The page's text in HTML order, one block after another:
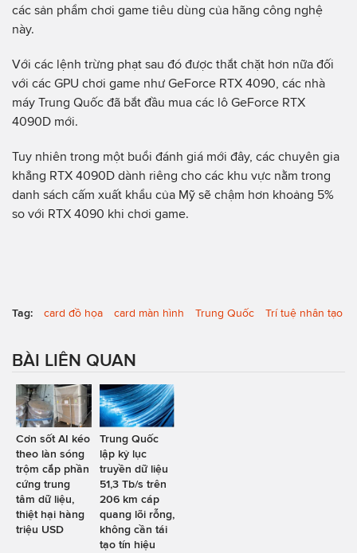
các sản phẩm chơi game tiêu dùng của hãng công nghệ
này.
Với các lệnh trừng phạt sau đó được thắt chặt hơn nữa đối
với các GPU chơi game như GeForce RTX 4090, các nhà
máy Trung Quốc đã bắt đầu mua các lô GeForce RTX
4090D mới.
Tuy nhiên trong một buổi đánh giá mới đây, các chuyên gia
khẳng RTX 4090D dành riêng cho các khu vực nằm trong
danh sách cấm xuất khẩu của Mỹ ​​​​sẽ chậm hơn khoảng 5%
so với RTX 4090 khi chơi game.
Tag: card đồ họa card màn hình Trung Quốc Trí tuệ nhân tạo
BÀI LIÊN QUAN
Cơn sốt AI kéo
theo làn sóng
trộm cắp phần
cứng trung
tâm dữ liệu,
thiệt hại hàng
triệu USD
Trung Quốc
lập kỷ lục
truyền dữ liệu
51,3 Tb/s trên
206 km cáp
quang lõi rỗng,
không cần tái
tạo tín hiệu